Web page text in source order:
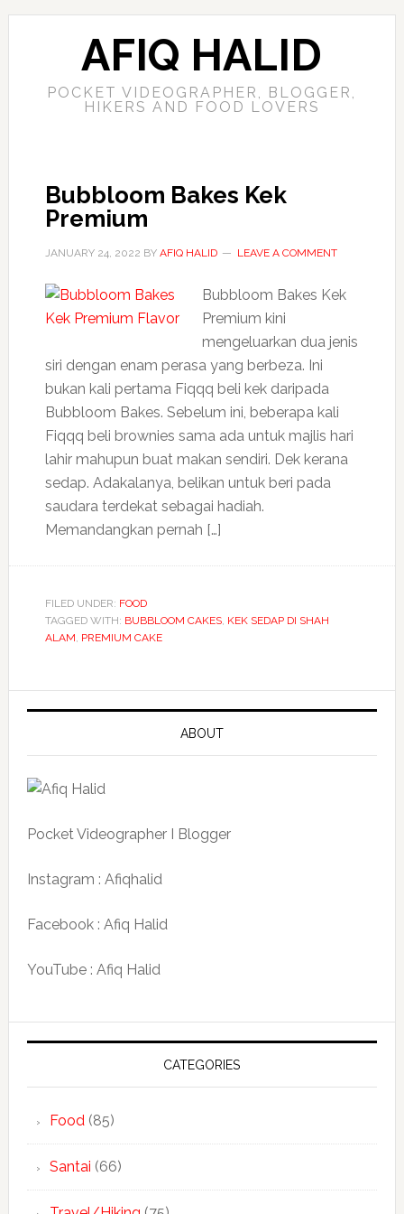
AFIQ HALID
POCKET VIDEOGRAPHER, BLOGGER,
HIKERS AND FOOD LOVERS
Bubbloom Bakes Kek
Premium
JANUARY 24, 2022 BY AFIQ HALID LEAVE A COMMENT
Bubbloom Bakes Kek
Premium kini
mengeluarkan dua jenis
siri dengan enam perasa yang berbeza. Ini
bukan kali pertama Fiqqq beli kek daripada
Bubbloom Bakes. Sebelum ini, beberapa kali
Fiqqq beli brownies sama ada untuk majlis hari
lahir mahupun buat makan sendiri. Dek kerana
sedap. Adakalanya, belikan untuk beri pada
saudara terdekat sebagai hadiah.
Memandangkan pernah […]
FILED UNDER: FOOD
TAGGED WITH: BUBBLOOM CAKES, KEK SEDAP DI SHAH
ALAM, PREMIUM CAKE
ABOUT
Pocket Videographer I Blogger
Instagram : Afiqhalid
Facebook : Afiq Halid
YouTube : Afiq Halid
CATEGORIES
Food(85)
Santai (66)